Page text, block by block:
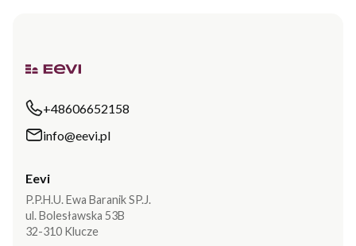
+48606652158
info@eevi.pl
Eevi
P.P.H.U. Ewa Baranik SP.J.
ul. Bolesławska 53B
32-310 Klucze